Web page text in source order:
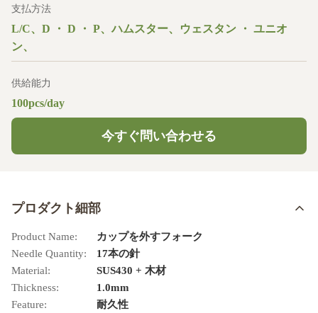
支払方法
L/C、D ・ D ・ P、ハムスター、ウェスタン ・ ユニオ
ン、
供給能力
100pcs/day
今すぐ問い合わせる
プロダクト細部
Product Name:
カップを外すフォーク
Needle Quantity:
17本の針
Material:
SUS430 + 木材
Thickness:
1.0mm
Feature:
耐久性